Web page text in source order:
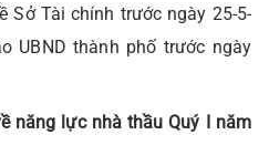
Sở Tài chính trước ngày 25-5-
UBND thành phố trước ngày
năng lực nhà thầu Quý I năm